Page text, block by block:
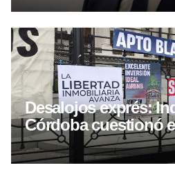
Desalojos exprés:
Córdoba cuestionó